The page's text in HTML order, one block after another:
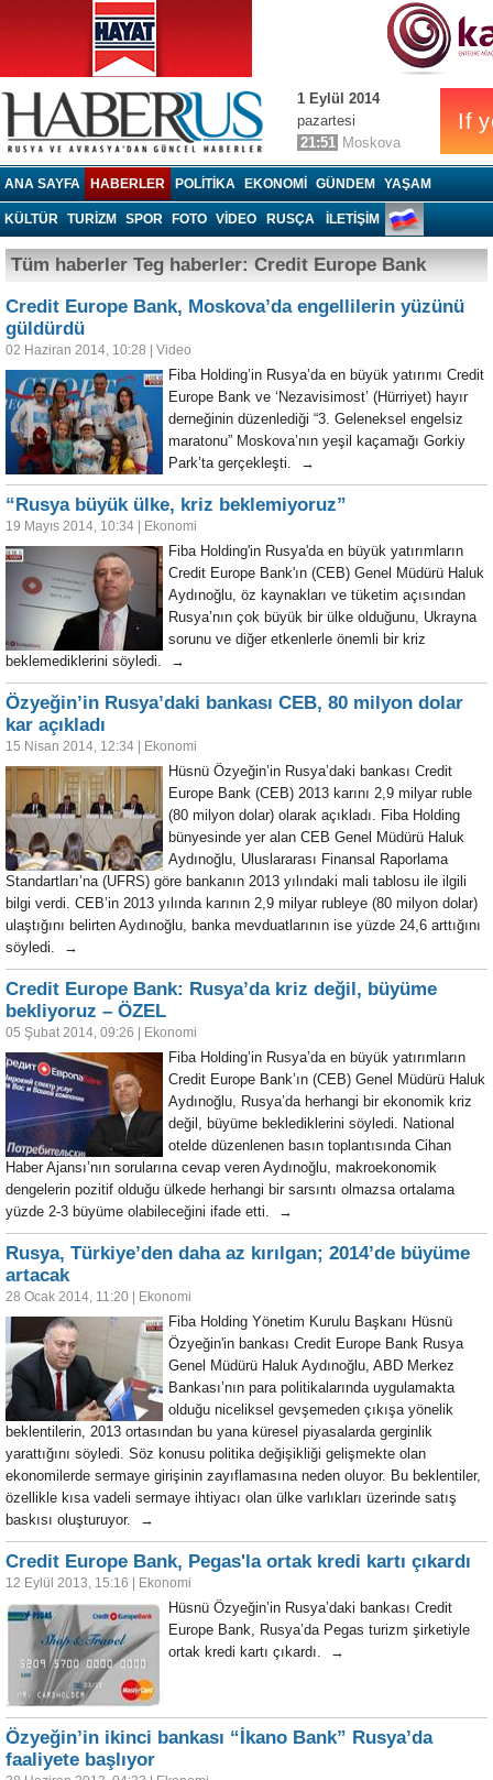
Haberrus.com
1 Eylül 2014
pazartesi
21:51 Moskova
ANA SAYFA HABERLER POLITIKA EKONOMI GÜNDEM YAŞAM
KÜLTÜR TURIZM SPOR FOTO VIDEO RUSÇA İLETİŞİM
Tüm haberler Teg haberler: Credit Europe Bank
Credit Europe Bank, Moskova’da engellilerin yüzünü
güldürdü
02 Haziran 2014, 10:28 Video
Fiba Holding’in Rusya’da en büyük yatırımı Credit
Europe Bank ve ‘Nezavisimost’ (Hürriyet) hayır
derneğinin düzenlediği “3. Geleneksel engelsiz
maratonu” Moskova’nın yeşil kaçamağı Gorkiy
Park’ta gerçekleşti. →
“Rusya büyük ülke, kriz beklemiyoruz”
19 Mayıs 2014, 10:34 Ekonomi
Fiba Holding'in Rusya'da en büyük yatırımların
Credit Europe Bank'ın (CEB) Genel Müdürü Haluk
Aydınoğlu, öz kaynakları ve tüketim açısından
Rusya’nın çok büyük bir ülke olduğunu, Ukrayna
sorunu ve diğer etkenlerle önemli bir kriz
beklemediklerini söyledi. →
Özyeğin’in Rusya’daki bankası CEB, 80 milyon dolar
kar açıkladı
15 Nisan 2014, 12:34 Ekonomi
Hüsnü Özyeğin’in Rusya’daki bankası Credit
Europe Bank (CEB) 2013 karını 2,9 milyar ruble
(80 milyon dolar) olarak açıkladı. Fiba Holding
bünyesinde yer alan CEB Genel Müdürü Haluk
Aydınoğlu, Uluslararası Finansal Raporlama
Standartları’na (UFRS) göre bankanın 2013 yılındaki mali tablosu ile ilgili
bilgi verdi. CEB’in 2013 yılında karının 2,9 milyar rubleye (80 milyon dolar)
ulaştığını belirten Aydınoğlu, banka mevduatlarının ise yüzde 24,6 arttığını
söyledi. →
Credit Europe Bank: Rusya’da kriz değil, büyüme
bekliyoruz – ÖZEL
05 Şubat 2014, 09:26 Ekonomi
Fiba Holding’in Rusya’da en büyük yatırımların
Credit Europe Bank’ın (CEB) Genel Müdürü Haluk
Aydınoğlu, Rusya’da herhangi bir ekonomik kriz
değil, büyüme beklediklerini söyledi. National
otelde düzenlenen basın toplantısında Cihan
Haber Ajansı’nın sorularına cevap veren Aydınoğlu, makroekonomik
dengelerin pozitif olduğu ülkede herhangi bir sarsıntı olmazsa ortalama
yüzde 2-3 büyüme olabileceğini ifade etti. →
Rusya, Türkiye’den daha az kırılgan; 2014’de büyüme
artacak
28 Ocak 2014, 11:20 Ekonomi
Fiba Holding Yönetim Kurulu Başkanı Hüsnü
Özyeğin'in bankası Credit Europe Bank Rusya
Genel Müdürü Haluk Aydınoğlu, ABD Merkez
Bankası’nın para politikalarında uygulamakta
olduğu niceliksel gevşemeden çıkışa yönelik
beklentilerin, 2013 ortasından bu yana küresel piyasalarda gerginlik
yarattığını söyledi. Söz konusu politika değişikliği gelişmekte olan
ekonomilerde sermaye girişinin zayıflamasına neden oluyor. Bu beklentiler,
özellikle kısa vadeli sermaye ihtiyacı olan ülke varlıkları üzerinde satış
baskısı oluşturuyor. →
Credit Europe Bank, Pegas'la ortak kredi kartı çıkardı
12 Eylül 2013, 15:16 Ekonomi
Hüsnü Özyeğin’in Rusya’daki bankası Credit
Europe Bank, Rusya’da Pegas turizm şirketiyle
ortak kredi kartı çıkardı. →
Özyeğin’in ikinci bankası “İkano Bank” Rusya’da
faaliyete başlıyor